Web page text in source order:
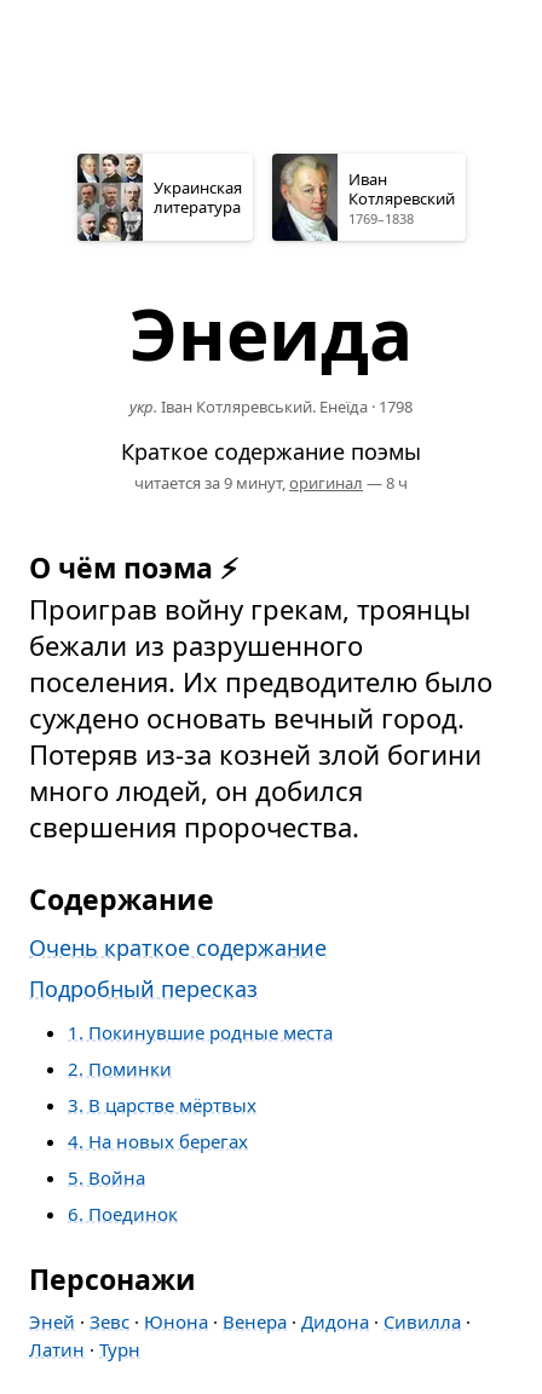
Украинская
литература
Иван
Котляревский
1769–1838
Энеида
укр. Іван Котляревський. Енеїда · 1798
Краткое содержание поэмы
читается за 9 минут, оригинал — 8 ч
О чём поэма ⚡
Проиграв войну грекам, троянцы
бежали из разрушенного
поселения. Их предводителю было
суждено основать вечный город.
Потеряв из-за козней злой богини
много людей, он добился
свершения пророчества.
Содержание
Очень краткое содержание
Подробный пересказ
1. Покинувшие родные места
2. Поминки
3. В царстве мёртвых
4. На новых берегах
5. Война
6. Поединок
Персонажи
Эней · Зевс · Юнона · Венера · Дидона · Сивилла ·
Латин · Турн